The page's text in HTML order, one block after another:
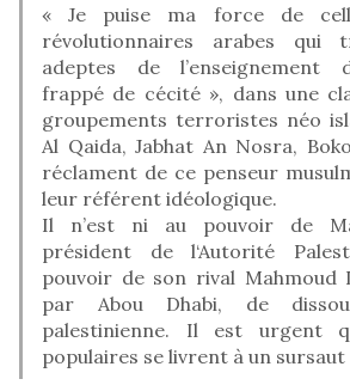
« Je puise ma force de
révolutionnaires arabes qui
adeptes de l’enseignement
frappé de cécité », dans une
groupements terroristes néo
Al Qaida, Jabhat An Nosra,
réclament de ce penseur
leur référent idéologique.
Il n’est ni au pouvoir de
président de l‘Autorité
pouvoir de son rival Mahmoud
par Abou Dhabi, de
palestinienne. Il est urgent
populaires se livrent à un sursaut